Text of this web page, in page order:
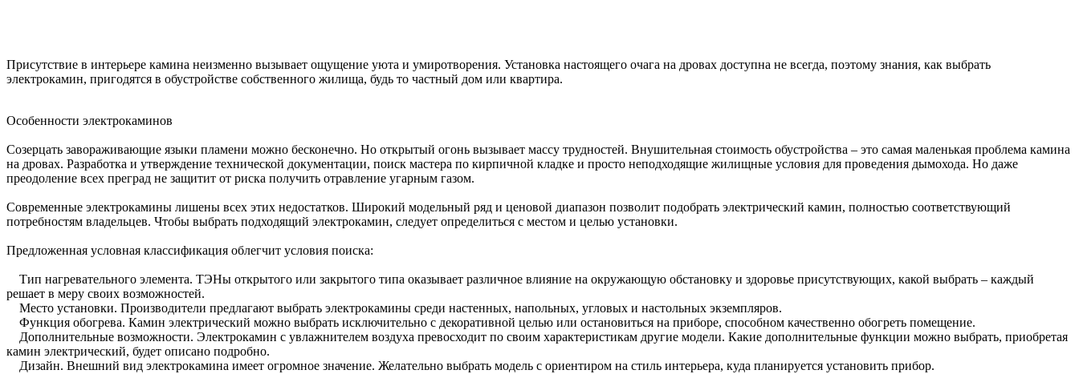
Присутствие в интерьере камина неизменно вызывает ощущение уюта и умиротворения. Установка настоящего очага на дровах доступна не всегда, поэтому знания, как выбрать
электрокамин, пригодятся в обустройстве собственного жилища, будь то частный дом или квартира.
Особенности электрокаминов
Созерцать завораживающие языки пламени можно бесконечно. Но открытый огонь вызывает массу трудностей. Внушительная стоимость обустройства – это самая маленькая проблема камина
на дровах. Разработка и утверждение технической документации, поиск мастера по кирпичной кладке и просто неподходящие жилищные условия для проведения дымохода. Но даже
преодоление всех преград не защитит от риска получить отравление угарным газом.
Современные электрокамины лишены всех этих недостатков. Широкий модельный ряд и ценовой диапазон позволит подобрать электрический камин, полностью соответствующий
потребностям владельцев. Чтобы выбрать подходящий электрокамин, следует определиться с местом и целью установки.
Предложенная условная классификация облегчит условия поиска:
Тип нагревательного элемента. ТЭНы открытого или закрытого типа оказывает различное влияние на окружающую обстановку и здоровье присутствующих, какой выбрать – каждый
решает в меру своих возможностей.
Место установки. Производители предлагают выбрать электрокамины среди настенных, напольных, угловых и настольных экземпляров.
Функция обогрева. Камин электрический можно выбрать исключительно с декоративной целью или остановиться на приборе, способном качественно обогреть помещение.
Дополнительные возможности. Электрокамин с увлажнителем воздуха превосходит по своим характеристикам другие модели. Какие дополнительные функции можно выбрать, приобретая
камин электрический, будет описано подробно.
Дизайн. Внешний вид электрокамина имеет огромное значение. Желательно выбрать модель с ориентиром на стиль интерьера, куда планируется установить прибор.